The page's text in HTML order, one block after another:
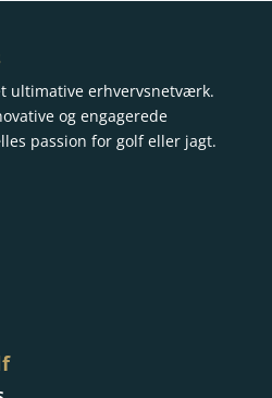
ultimative erhvervsnetværk.
og engagerede
passion for golf eller jagt.